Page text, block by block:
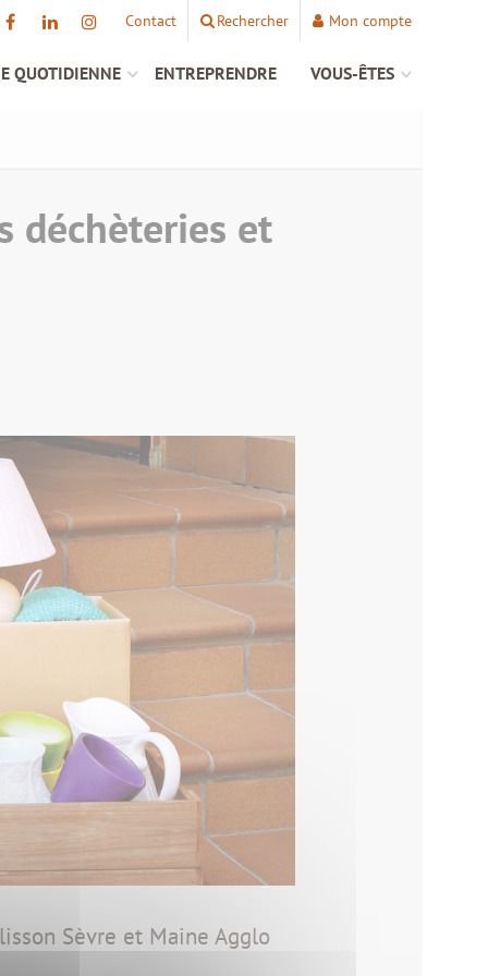
Contact Rechercher Mon compte
QUOTIDIENNE ENTREPRENDRE VOUS-ÊTES
déchèteries et
Sèvre et Maine Agglo